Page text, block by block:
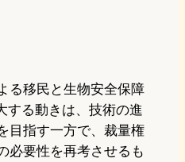
る移民と生物安全保障
する動きは、技術の進
目指す一方で、裁量権
必要性を再考させるも